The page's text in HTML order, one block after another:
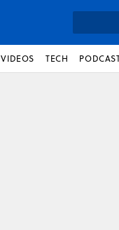
VIDEOS TECH